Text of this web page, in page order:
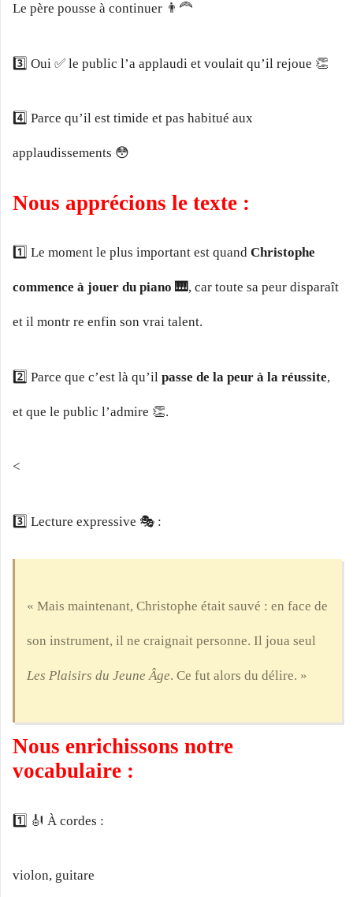
Le père pousse à continuer 👨‍🦰
3️⃣ Oui ✅ le public l’a applaudi et voulait qu’il rejoue 👏
4️⃣ Parce qu’il est timide et pas habitué aux
applaudissements 😳
Nous apprécions le texte :
1️⃣ Le moment le plus important est quand Christophe
commence à jouer du piano 🎹, car toute sa peur disparaît
et il montr re enfin son vrai talent.
2️⃣ Parce que c’est là qu’il passe de la peur à la réussite,
et que le public l’admire 👏.
<
3️⃣ Lecture expressive 🎭 :
« Mais maintenant, Christophe était sauvé : en face de
son instrument, il ne craignait personne. Il joua seul
Les Plaisirs du Jeune Âge. Ce fut alors du délire. »
Nous enrichissons notre
vocabulaire :
1️⃣ 🎻 À cordes :
violon, guitare